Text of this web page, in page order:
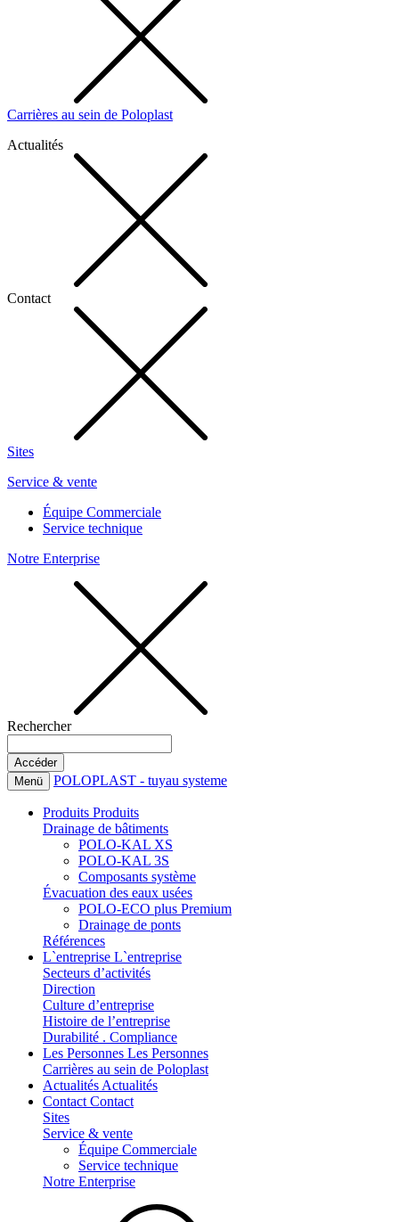
Carrières au sein de Poloplast
Actualités
Contact
Sites
Service & vente
Équipe Commerciale
Service technique
Notre Enterprise
Rechercher
Menü POLOPLAST - tuyau systeme
Produits Produits
Drainage de bâtiments
POLO-KAL XS
POLO-KAL 3S
Composants système
Évacuation des eaux usées
POLO-ECO plus Premium
Drainage de ponts
Références
L`entreprise L`entreprise
Secteurs d’activités
Direction
Culture d’entreprise
Histoire de l’entreprise
Durabilité . Compliance
Les Personnes Les Personnes
Carrières au sein de Poloplast
Actualités Actualités
Contact Contact
Sites
Service & vente
Équipe Commerciale
Service technique
Notre Enterprise